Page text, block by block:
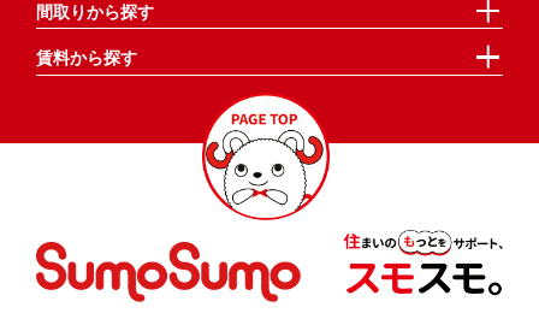
間取りから探す
賃料から探す